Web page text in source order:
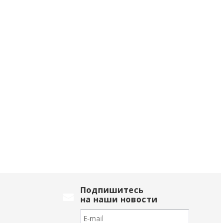
Подпишитесь
на наши новости